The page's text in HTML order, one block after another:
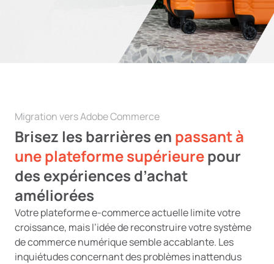
Migration vers Adobe Commerce
Brisez les barrières en passant à
une plateforme supérieurepour
des expériences d’achat
améliorées
Votre plateforme e-commerce actuelle limite votre
croissance, mais l’idée de reconstruire votre système
de commerce numérique semble accablante. Les
inquiétudes concernant des problèmes inattendus